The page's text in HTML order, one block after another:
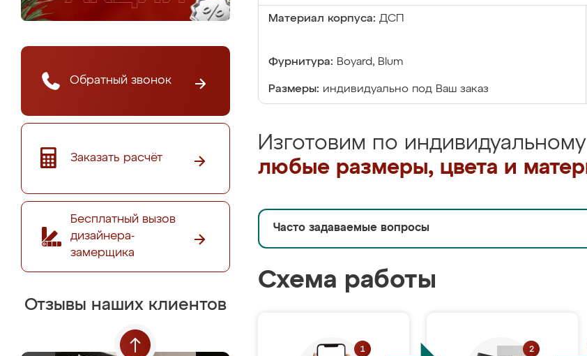
Обратный звонок
Заказать расчёт
Бесплатный вызов
дизайнера-
замерщика
Отзывы наших клиентов
Материал корпуса: ДСП
Фурнитура: Boyard, Blum
Размеры: индивидуально под Ваш заказ
Изготовим по
любые размеры, цвета и
Часто задаваемые вопросы
Схема работы